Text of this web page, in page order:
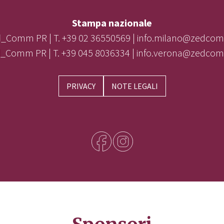
Stampa nazionale
PR | T. +39 02 36550569 |
PR | T. +39 045 8036334 |
PRIVACY NOTE LEGALI